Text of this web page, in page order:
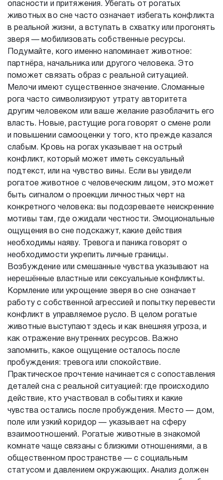
опасности и притяжения. Убегать от рогатых
животных во сне часто означает избегать конфликта
в реальной жизни, а вступать в схватку или прогонять
зверя — мобилизовать собственные ресурсы.
Подумайте, кого именно напоминает животное:
партнёра, начальника или другого человека. Это
поможет связать образ с реальной ситуацией.
Мелочи имеют существенное значение. Сломанные
рога часто символизируют утрату авторитета
другим человеком или ваше желание разоблачить его
власть. Новые, растущие рога говорят о смене роли
и повышении самооценки у того, кто прежде казался
слабым. Кровь на рогах указывает на острый
конфликт, который может иметь сексуальный
подтекст, или на чувство вины. Если вы увидели
рогатое животное с человеческим лицом, это может
быть сигналом о проекции личностных черт на
конкретного человека: вы подозреваете неискренние
мотивы там, где ожидали честности. Эмоциональные
ощущения во сне подскажут, какие действия
необходимы наяву. Тревога и паника говорят о
необходимости укрепить личные границы.
Возбуждение или смешанные чувства указывают на
нерешённые властные или сексуальные конфликты.
Кормление или укрощение зверя во сне означает
работу с собственной агрессией и попытку перевести
конфликт в управляемое русло. В целом рогатые
животные выступают здесь и как внешняя угроза, и
как отражение внутренних ресурсов. Важно
запомнить, какое ощущение осталось после
пробуждения: тревога или спокойствие.
Практическое прочтение начинается с сопоставления
деталей сна с реальной ситуацией: где происходило
действие, кто участвовал в событиях и какие
чувства остались после пробуждения. Место — дом,
поле или узкий коридор — указывает на сферу
взаимоотношений. Рогатые животные в знакомой
комнате чаще связаны с близкими отношениями, а в
общественном пространстве — с социальным
статусом и давлением окружающих. Анализ должен